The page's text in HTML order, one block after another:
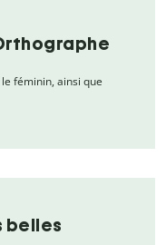
féminin, ainsi que
belles